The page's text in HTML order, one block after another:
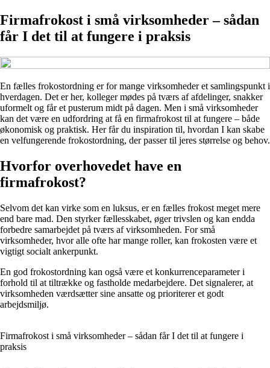
Firmafrokost i små virksomheder – sådan
får I det til at fungere i praksis
En fælles frokostordning er for mange virksomheder et samlingspunkt i
hverdagen. Det er her, kolleger mødes på tværs af afdelinger, snakker
uformelt og får et pusterum midt på dagen. Men i små virksomheder
kan det være en udfordring at få en firmafrokost til at fungere – både
økonomisk og praktisk. Her får du inspiration til, hvordan I kan skabe
en velfungerende frokostordning, der passer til jeres størrelse og behov.
Hvorfor overhovedet have en
firmafrokost?
Selvom det kan virke som en luksus, er en fælles frokost meget mere
end bare mad. Den styrker fællesskabet, øger trivslen og kan endda
forbedre samarbejdet på tværs af virksomheden. For små
virksomheder, hvor alle ofte har mange roller, kan frokosten være et
vigtigt socialt ankerpunkt.
En god frokostordning kan også være et konkurrenceparameter i
forhold til at tiltrække og fastholde medarbejdere. Det signalerer, at
virksomheden værdsætter sine ansatte og prioriterer et godt
arbejdsmiljø.
Firmafrokost i små virksomheder – sådan får I det til at fungere i
praksis